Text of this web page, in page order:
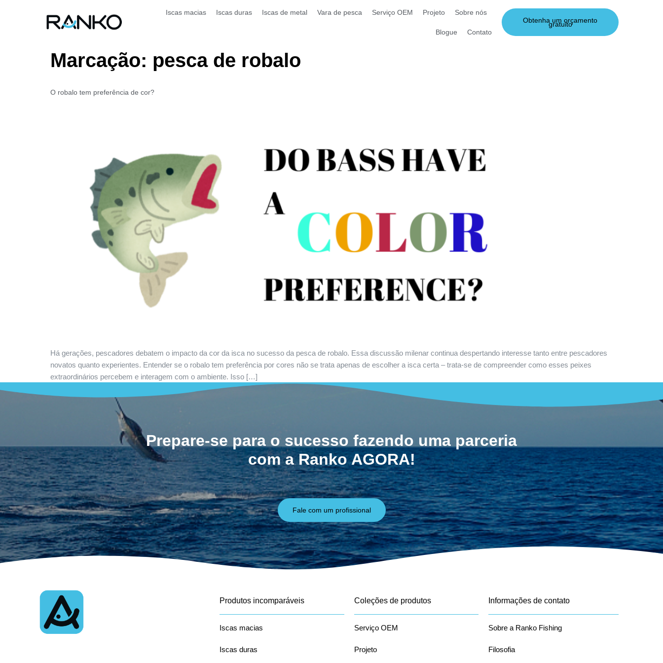
Iscas macias Iscas duras Iscas de metal Vara de pesca Serviço OEM Projeto Sobre nós
Blogue Contato
Obtenha um orçamento
gratuito
Marcação: pesca de robalo
O robalo tem preferência de cor?
Há gerações, pescadores debatem o impacto da cor da isca no sucesso da pesca de robalo. Essa discussão milenar continua despertando interesse tanto entre pescadores
novatos quanto experientes. Entender se o robalo tem preferência por cores não se trata apenas de escolher a isca certa – trata-se de compreender como esses peixes
extraordinários percebem e interagem com o ambiente. Isso […]
Prepare-se para o sucesso fazendo uma parceria
com a Ranko AGORA!
Fale com um profissional
Produtos incomparáveis
Iscas macias
Iscas duras
Coleções de produtos
Serviço OEM
Projeto
Informações de contato
Sobre a Ranko Fishing
Filosofia